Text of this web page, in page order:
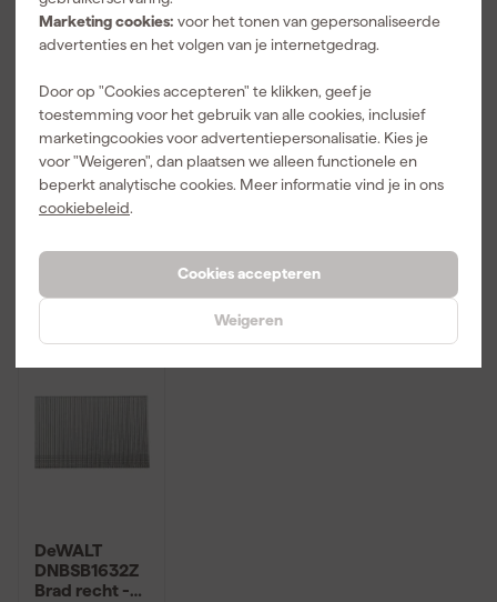
Marketing cookies: voor het tonen van gepersonaliseerde
advertenties en het volgen van je internetgedrag.
Door op "Cookies accepteren" te klikken, geef je
toestemming voor het gebruik van alle cookies, inclusief
marketingcookies voor advertentiepersonalisatie. Kies je
voor "Weigeren", dan plaatsen we alleen functionele en
beperkt analytische cookies. Meer informatie vind je in ons
cookiebeleid.
Cookies accepteren
Weigeren
Fasteners
5138053 Brad
- SKN16-20° -
Verzinkt - 1,6
x 50mm
(2000st)
Morgen
bezorgd
Afgelopen 30 dgn 14,89
14,59
DNBSB1650Z
Brad recht -
gegalvaniseer
d - 16Gauge -
50mm
(2500st)
Morgen
bezorgd
18,69
incl. BTW
DNBSB1638Z
Brad recht -
gegalvaniseer
d - 16Gauge -
38mm
(2500st)
Morgen
bezorgd
13,66
DeWALT
DNBSB1632Z
Brad recht -